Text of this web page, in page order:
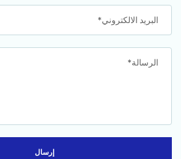
البريد الالكتروني*
الرسالة*
إرسال